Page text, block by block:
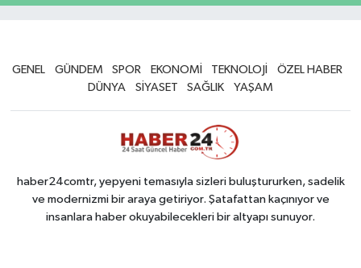
GENEL GÜNDEM SPOR EKONOMİ TEKNOLOJİ
ÖZEL HABER
DÜNYA
SİYASET SAĞLIK YAŞAM
haber24comtr, yepyeni temasıyla sizleri buluştururken, sadelik
ve modernizmi bir araya getiriyor. Şatafattan kaçınıyor ve
insanlara haber okuyabilecekleri bir altyapı sunuyor.